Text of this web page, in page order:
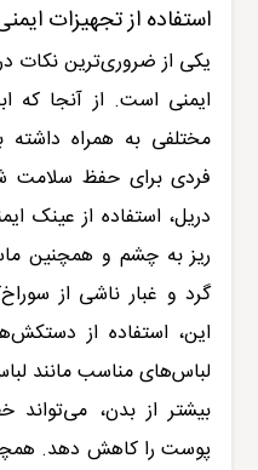
استفاده از تجهیزات
یکی از ضروری‌ترین نکات
ایمنی است. از آنجا که
مختلفی به همراه داشته
فردی برای حفظ سلامت
دریل، استفاده از عینک
ریز به چشم و همچنین
گرد و غبار ناشی از
این، استفاده از
لباس‌های مناسب مانند
بیشتر از بدن، می‌تواند
پوست را کاهش دهد.